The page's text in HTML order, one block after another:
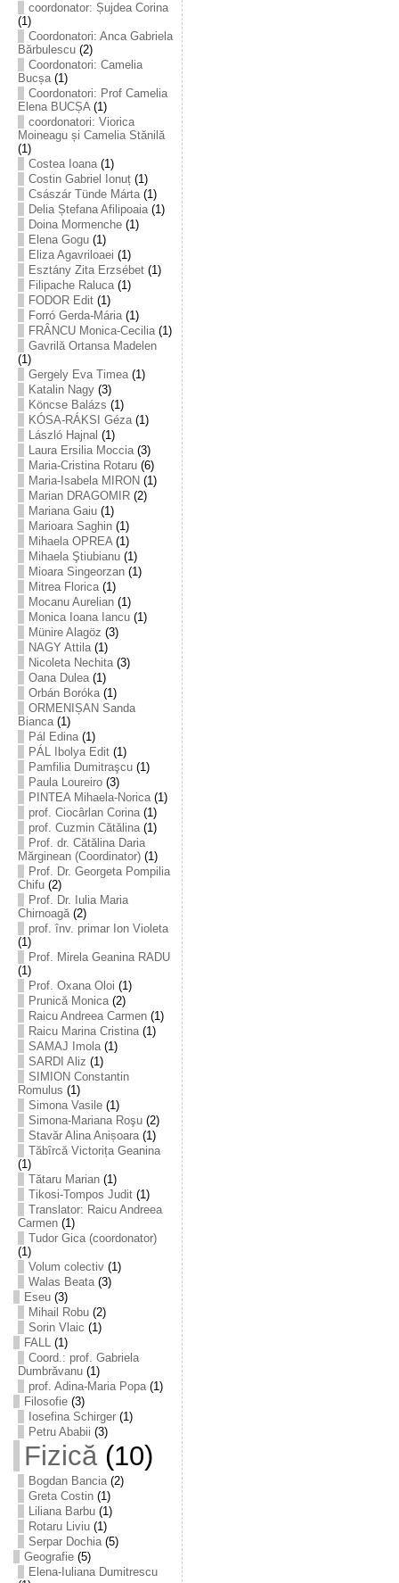
coordonator: Șujdea Corina
(1)
Coordonatori: Anca Gabriela
Bărbulescu(2)
Coordonatori: Camelia
Bucșa(1)
Coordonatori: Prof Camelia
Elena BUCȘA(1)
coordonatori: Viorica
Moineagu și Camelia Stănilă
(1)
Costea Ioana(1)
Costin Gabriel Ionuț(1)
Császár Tünde Márta(1)
Delia Ștefana Afilipoaia(1)
Doina Mormenche(1)
Elena Gogu(1)
Eliza Agavriloaei (1)
Esztány Zita Erzsébet(1)
Filipache Raluca(1)
FODOR Edit(1)
Forró Gerda-Mária(1)
FRÂNCU Monica-Cecilia(1)
Gavrilă Ortansa Madelen
(1)
Gergely Eva Timea(1)
Katalin Nagy(3)
Köncse Balázs (1)
KÓSA-RÁKSI Géza(1)
László Hajnal (1)
Laura Ersilia Moccia(3)
Maria-Cristina Rotaru(6)
Maria-Isabela MIRON (1)
Marian DRAGOMIR(2)
Mariana Gaiu(1)
Marioara Saghin(1)
Mihaela OPREA(1)
Mihaela Ştiubianu(1)
Mioara Singeorzan(1)
Mitrea Florica(1)
Mocanu Aurelian(1)
Monica Ioana Iancu(1)
Münire Alagöz (3)
NAGY Attila(1)
Nicoleta Nechita(3)
Oana Dulea(1)
Orbán Boróka(1)
ORMENIȘAN Sanda
Bianca(1)
Pál Edina(1)
PÁL Ibolya Edit(1)
Pamfilia Dumitraşcu(1)
Paula Loureiro(3)
PINTEA Mihaela-Norica(1)
prof. Ciocârlan Corina(1)
prof. Cuzmin Cătălina(1)
Prof. dr. Cătălina Daria
Mărginean (Coordinator)(1)
Prof. Dr. Georgeta Pompilia
Chifu(2)
Prof. Dr. Iulia Maria
Chirnoagă(2)
prof. înv. primar Ion Violeta
(1)
Prof. Mirela Geanina RADU
(1)
Prof. Oxana Oloi (1)
Prunică Monica(2)
Raicu Andreea Carmen(1)
Raicu Marina Cristina(1)
SAMAJ Imola(1)
SARDI Aliz (1)
SIMION Constantin
Romulus (1)
Simona Vasile(1)
Simona-Mariana Roşu(2)
Stavăr Alina Anișoara(1)
Tăbîrcă Victorița Geanina
(1)
Tătaru Marian(1)
Tikosi-Tompos Judit(1)
Translator: Raicu Andreea
Carmen(1)
Tudor Gica (coordonator)
(1)
Volum colectiv(1)
Walas Beata(3)
Eseu(3)
Mihail Robu(2)
Sorin Vlaic (1)
FALL(1)
Coord.: prof. Gabriela
Dumbrăvanu(1)
prof. Adina-Maria Popa(1)
Filosofie(3)
Iosefina Schirger(1)
Petru Ababii (3)
Fizică(10)
Bogdan Bancia(2)
Greta Costin(1)
Liliana Barbu(1)
Rotaru Liviu(1)
Serpar Dochia(5)
Geografie(5)
Elena-Iuliana Dumitrescu